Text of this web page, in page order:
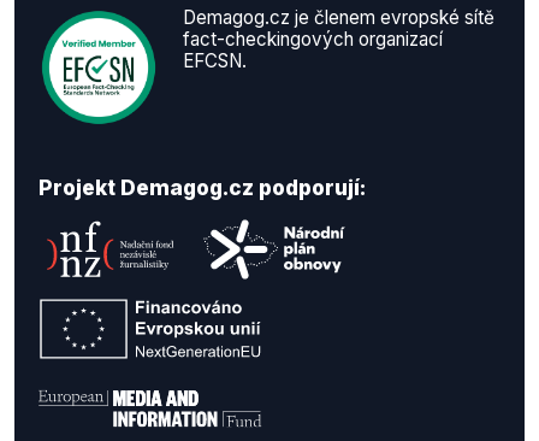
Demagog.cz je členem evropské sítě
fact-checkingových organizací
EFCSN.
Projekt Demagog.cz podporují: